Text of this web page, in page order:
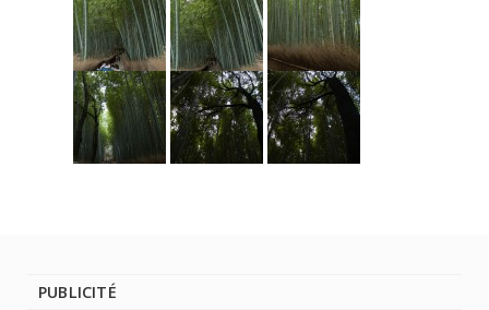
PUBLICITÉ